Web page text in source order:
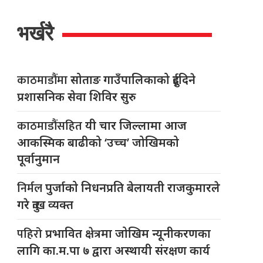
भर्खरै
काठमाडौंमासोताङ गाउँपालिकाको दुईदिने
प्रशासनिक सेवा शिविर सुरु
काठमाडौंसहितयी चार जिल्लामा आज
आकस्मिक बाढीको ‘उच्च’ जोखिमको
पूर्वानुमान
निर्मलपुर्जाको निधनप्रति बेलायती राजकुमारले
गरे दुःख व्यक्त
पहिरोप्रभावित क्षेत्रमा जोखिम न्यूनीकरणका
लागि का.म.पा ७ द्वारा अस्थायी संरक्षण कार्य